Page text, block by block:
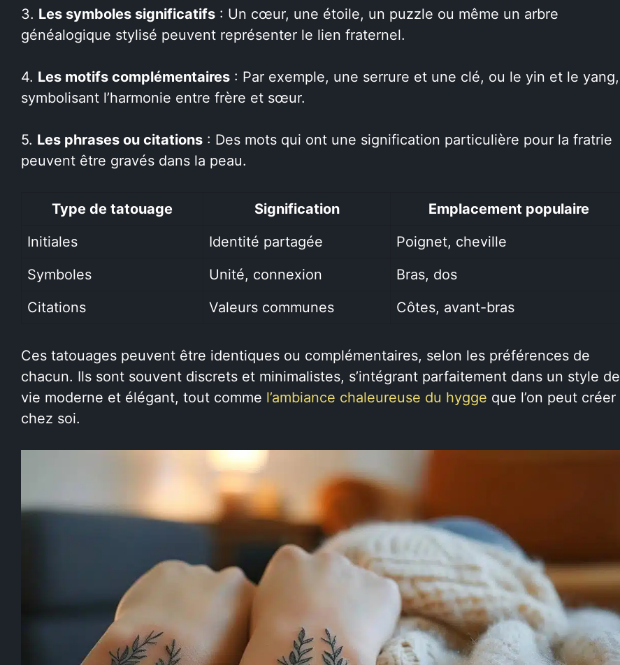
3. Les symboles significatifs : Un cœur, une étoile, un puzzle ou même un arbre
généalogique stylisé peuvent représenter le lien fraternel.
4. Les motifs complémentaires : Par exemple, une serrure et une clé, ou le yin et le yang,
symbolisant l’harmonie entre frère et sœur.
5. Les phrases ou citations : Des mots qui ont une signification particulière pour la fratrie
peuvent être gravés dans la peau.
Type de tatouage Signification
Emplacement populaire
Initiales
Identité partagée
Poignet, cheville
Symboles
Unité, connexion
Bras, dos
Citations
Valeurs communes Côtes, avant-bras
Ces tatouages peuvent être identiques ou complémentaires, selon les préférences de
chacun. Ils sont souvent discrets et minimalistes, s’intégrant parfaitement dans un style de
vie moderne et élégant, tout comme l’ambiance chaleureuse du hygge que l’on peut créer
chez soi.